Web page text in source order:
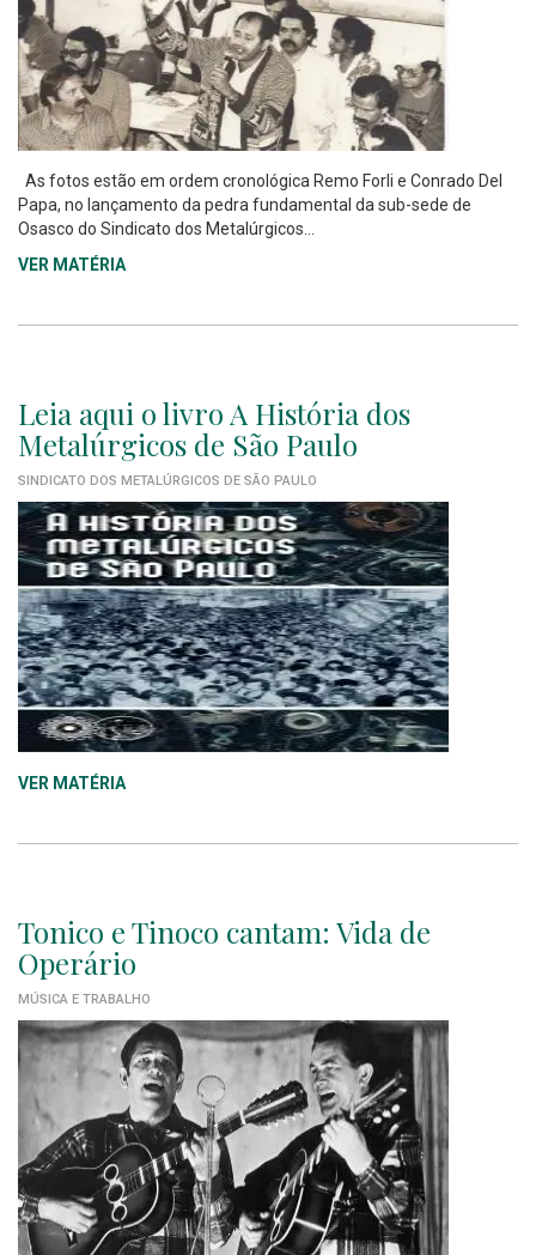
As fotos estão em ordem cronológica Remo Forli e Conrado Del
Papa, no lançamento da pedra fundamental da sub-sede de
Osasco do Sindicato dos Metalúrgicos...
VER MATÉRIA
Leia aqui o livro A História dos
Metalúrgicos de São Paulo
SINDICATO DOS METALÚRGICOS DE SÃO PAULO
VER MATÉRIA
Tonico e Tinoco cantam: Vida de
Operário
MÚSICA E TRABALHO